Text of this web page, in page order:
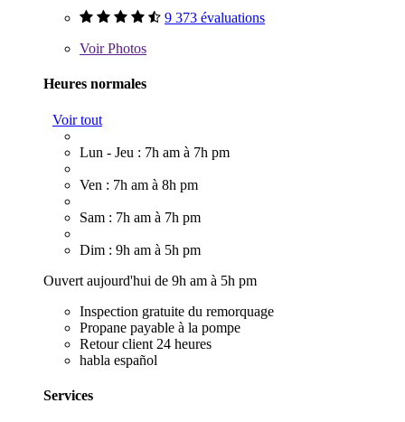
9 373 évaluations
VoirPhotos
Heures normales
Voir tout
Lun - Jeu : 7h am à 7h pm
Ven : 7h am à 8h pm
Sam : 7h am à 7h pm
Dim : 9h am à 5h pm
Ouvert aujourd'hui de 9h am à 5h pm
Inspection gratuite du remorquage
Propane payable à la pompe
Retour client 24 heures
habla español
Services